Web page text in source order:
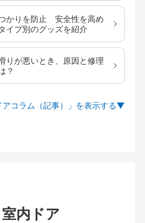
かりを防止 安全性を高め
イプ別のグッズを紹介
りが悪いとき、原因と修理
？
コラム（記事）」を
室内ドア